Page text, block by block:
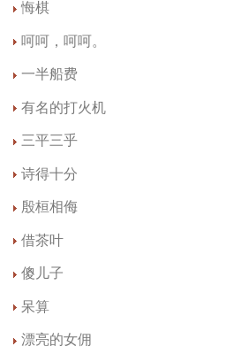
悔棋
呵呵，呵呵。
一半船费
有名的打火机
三平三乎
诗得十分
殷桓相侮
借茶叶
傻儿子
呆算
漂亮的女佣